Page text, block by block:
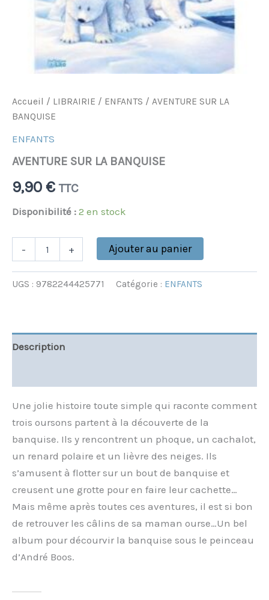
Accueil / LIBRAIRIE / ENFANTS / AVENTURE SUR LA
BANQUISE
ENFANTS
AVENTURE SUR LA BANQUISE
9,90 € TTC
Disponibilité : 2 en stock
- + Ajouter au panier
UGS : 9782244425771 Catégorie : ENFANTS
Description
Une jolie histoire toute simple qui raconte comment
trois oursons partent à la découverte de la
banquise. Ils y rencontrent un phoque, un cachalot,
un renard polaire et un lièvre des neiges. Ils
s’amusent à flotter sur un bout de banquise et
creusent une grotte pour en faire leur cachette…
Mais même après toutes ces aventures, il est si bon
de retrouver les câlins de sa maman ourse…Un bel
album pour décourvir la banquise sous le peinceau
d’André Boos.